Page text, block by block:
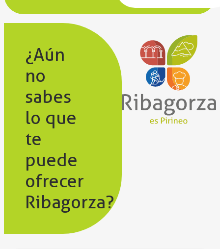
¿Aún
no
sabes
lo que
te
puede
ofrecer
Ribagorza?